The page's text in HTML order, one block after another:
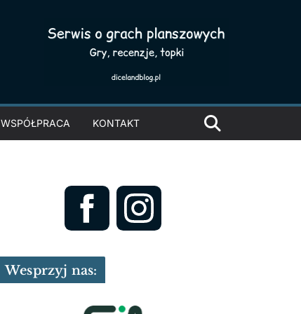
WSPÓŁPRACA KONTAKT
Wesprzyj nas: